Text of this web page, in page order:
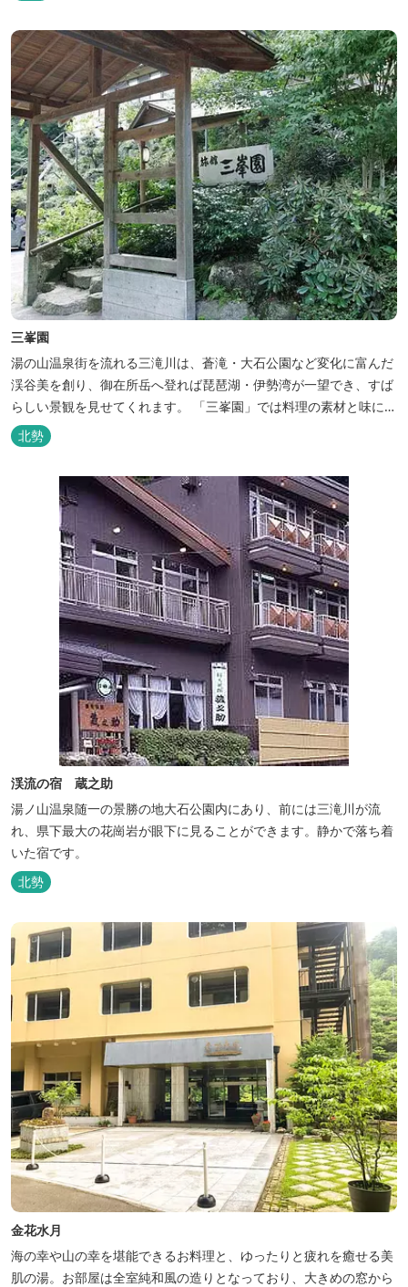
和初期の離れの客間を改装した貸切風呂（６タイプ）はレトロクラ
シカルな雰囲気でみなさまに好評をいただいております。夕食は部
屋食の為、お子様連れやカッ...
三峯園
湯の山温泉街を流れる三滝川は、蒼滝・大石公園など変化に富んだ
渓谷美を創り、御在所岳へ登れば琵琶湖・伊勢湾が一望でき、すば
らしい景観を見せてくれます。 「三峯園」では料理の素材と味にも
こだわり、お客様に四季の織り成す景観と、いい湯、いい味、めぐ
りあいをお届けいたします。
北勢
渓流の宿 蔵之助
湯ノ山温泉随一の景勝の地大石公園内にあり、前には三滝川が流
れ、県下最大の花崗岩が眼下に見ることができます。静かで落ち着
いた宿です。
北勢
金花水月
海の幸や山の幸を堪能できるお料理と、ゆったりと疲れを癒せる美
肌の湯。お部屋は全室純和風の造りとなっており、大きめの窓から